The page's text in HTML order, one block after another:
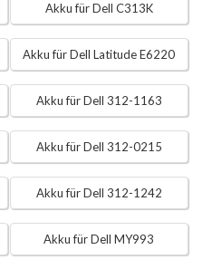
Akku für Dell C313K
Akku für Dell Latitude E6220
Akku für Dell 312-1163
Akku für Dell 312-0215
Akku für Dell 312-1242
Akku für Dell MY993